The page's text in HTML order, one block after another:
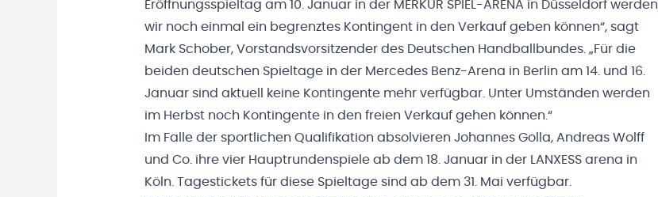
Eröffnungsspieltag am 10. Januar in der MERKUR SPIEL-ARENA in Düsseldorf werden
wir noch einmal ein begrenztes Kontingent in den Verkauf geben können“, sagt
Mark Schober, Vorstandsvorsitzender des Deutschen Handballbundes. „Für die
beiden deutschen Spieltage in der Mercedes Benz-Arena in Berlin am 14. und 16.
Januar sind aktuell keine Kontingente mehr verfügbar. Unter Umständen werden
im Herbst noch Kontingente in den freien Verkauf gehen können.“
Im Falle der sportlichen Qualifikation absolvieren Johannes Golla, Andreas Wolff
und Co. ihre vier Hauptrundenspiele ab dem 18. Januar in der LANXESS arena in
Köln. Tagestickets für diese Spieltage sind ab dem 31. Mai verfügbar.